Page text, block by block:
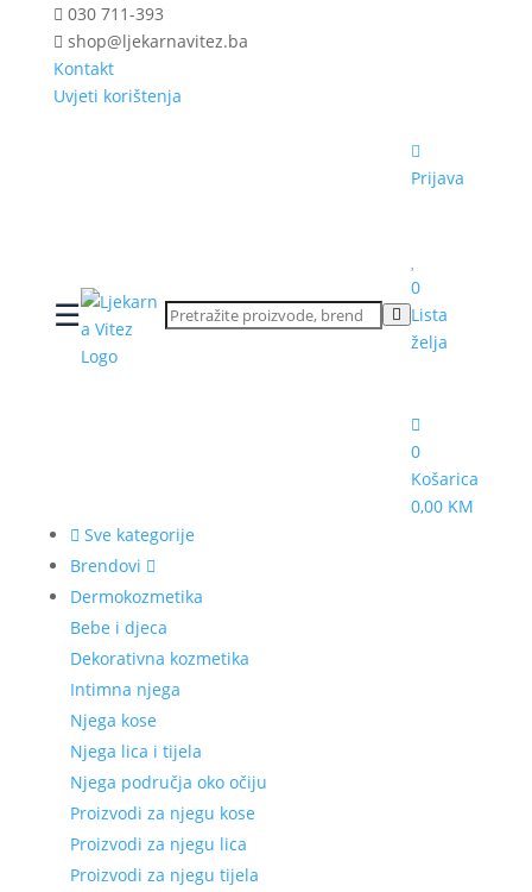
030 711-393
shop@ljekarnavitez.ba
Kontakt
Uvjeti korištenja
☰
Prijava
0
Lista
želja
0
Košarica
0,00 KM
Sve kategorije
Brendovi
Dermokozmetika
Bebe i djeca
Dekorativna kozmetika
Intimna njega
Njega kose
Njega lica i tijela
Njega područja oko očiju
Proizvodi za njegu kose
Proizvodi za njegu lica
Proizvodi za njegu tijela